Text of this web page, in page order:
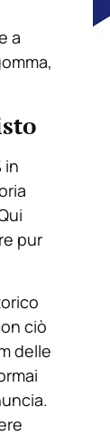
a
in
pur
ciò
delle